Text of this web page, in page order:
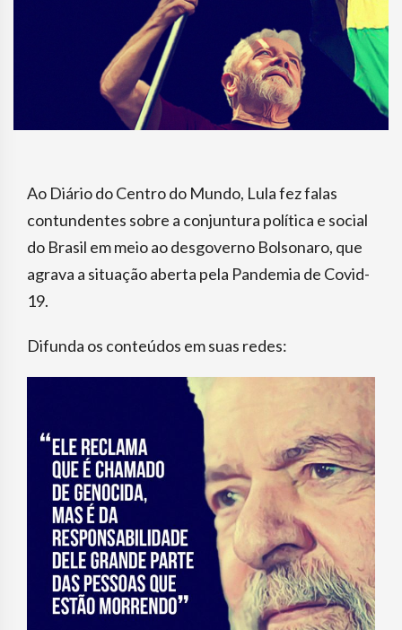
Ao Diário do Centro do Mundo, Lula fez falas
contundentes sobre a conjuntura política e social
do Brasil em meio ao desgoverno Bolsonaro, que
agrava a situação aberta pela Pandemia de Covid-
19.
Difunda os conteúdos em suas redes: